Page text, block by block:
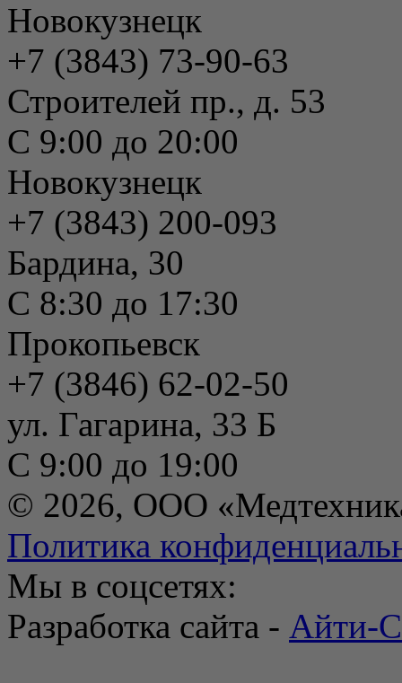
Новокузнецк
+7 (3843) 73-90-63
Строителей пр., д. 53
С 9:00 до 20:00
Новокузнецк
+7 (3843) 200-093
Бардина, 30
С 8:30 до 17:30
Прокопьевск
+7 (3846) 62-02-50
ул. Гагарина, 33 Б
С 9:00 до 19:00
© 2026, ООО
Политика
Мы в соцсетях:
Разработка сайта - Айти-